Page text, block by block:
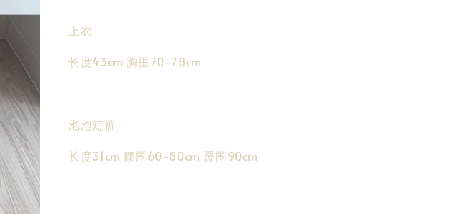
上衣
长度43cm 胸围70-78cm
泡泡短裤
长度31cm 腰围60-80cm 臀围90cm